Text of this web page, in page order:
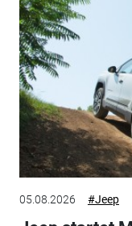
05.08.2026 #Jeep